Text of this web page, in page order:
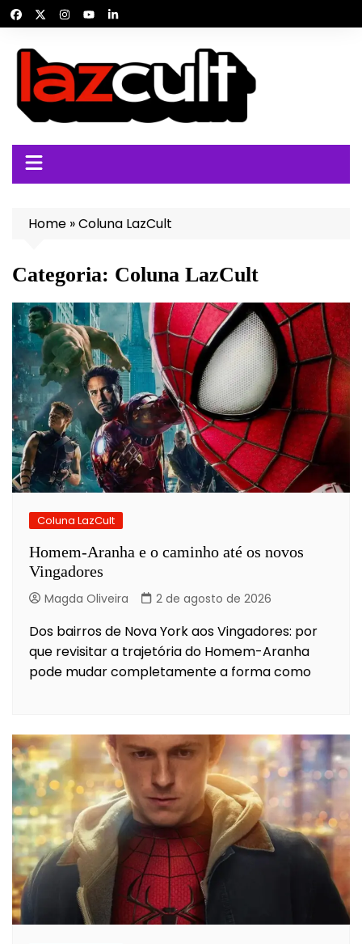
para
conteúdo
Home »Coluna LazCult
Categoria: Coluna LazCult
Coluna LazCult
Homem-Aranha e o caminho até os novos
Vingadores
Magda Oliveira 2 de agosto de 2026
Dos bairros de Nova York aos Vingadores: por
que revisitar a trajetória do Homem-Aranha
pode mudar completamente a forma como